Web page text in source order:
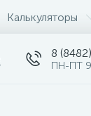
Калькуляторы
8 (8482)
ПН-ПТ